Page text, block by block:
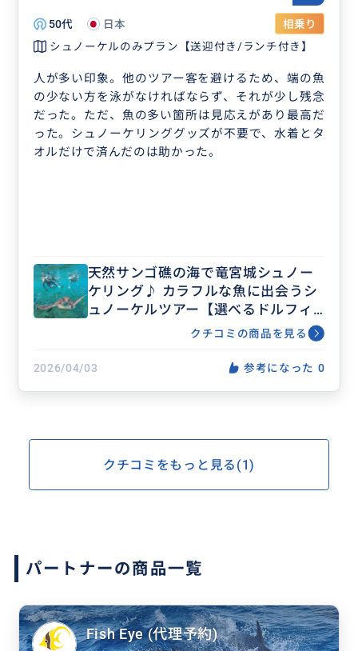
50代 日本
相乗り
シュノーケルのみプラン【送迎付き/ランチ付き】
人が多い印象。他のツアー客を避けるため、端の魚
の少ない方を泳がなければならず、それが少し残念
だった。ただ、魚の多い箇所は見応えがあり最高だ
った。シュノーケリンググッズが不要で、水着とタ
オルだけで済んだのは助かった。
天然サンゴ礁の海で竜宮城シュノー
ケリング♪ カラフルな魚に出会うシ
ュノーケルツアー【選べるドルフィ
ンウォッチング/選べる送迎】
クチコミの商品を見る
2026/04/03 参考になった 0
クチコミをもっと見る(1)
パートナーの商品一覧
Fish Eye (代理予約)